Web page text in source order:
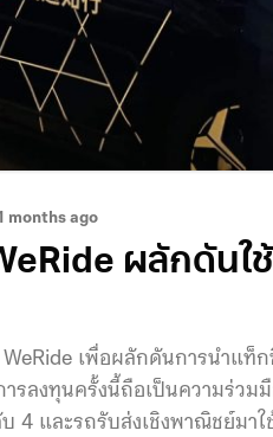
months ago
ผลักดันใ
WeRide เพื่อผลักดันการนำแท็
ารลงทุนครั้งนี้ถือเป็นความร่วม
4 และรถรับส่งเชิงพาณิชย์มาใ